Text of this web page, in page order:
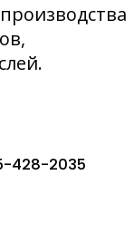
428-2035